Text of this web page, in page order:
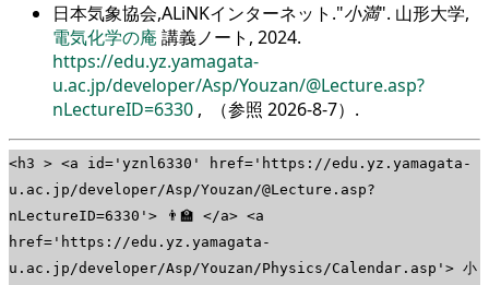
日本気象協会,ALiNKインターネット. 小満 . 山形大学,
電気化学の庵 講義ノート, 2024.
https://edu.yz.yamagata-
u.ac.jp/developer/Asp/Youzan/@Lecture.asp?
nLectureID=6330 , （参照 2026-8-7）.
<h3 > <a id='yznl6330' href='https://edu.yz.yamagata-
u.ac.jp/developer/Asp/Youzan/@Lecture.asp?
nLectureID=6330'> 👨‍🏫 </a> <a
href='https://edu.yz.yamagata-
u.ac.jp/developer/Asp/Youzan/Physics/Calendar.asp'> 小